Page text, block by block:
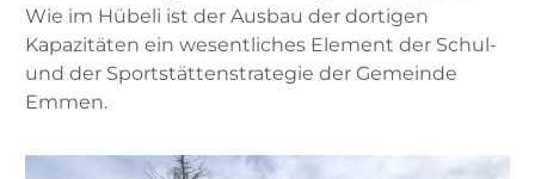
Wie im Hübeli ist der Ausbau der dortigen
Kapazitäten ein wesentliches Element der Schul-
und der Sportstättenstrategie der Gemeinde
Emmen.